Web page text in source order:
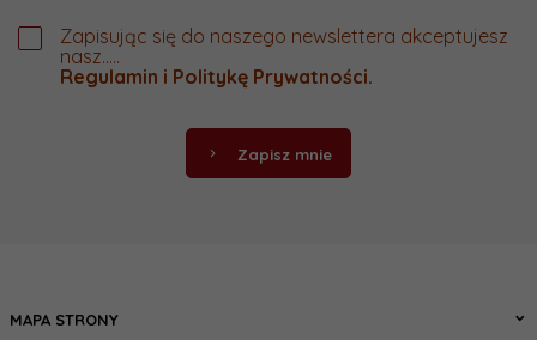
Zapisując się do naszego newslettera akceptujesz
nasz.....
Regulamin i Politykę Prywatności.
Zapisz mnie
MAPA STRONY